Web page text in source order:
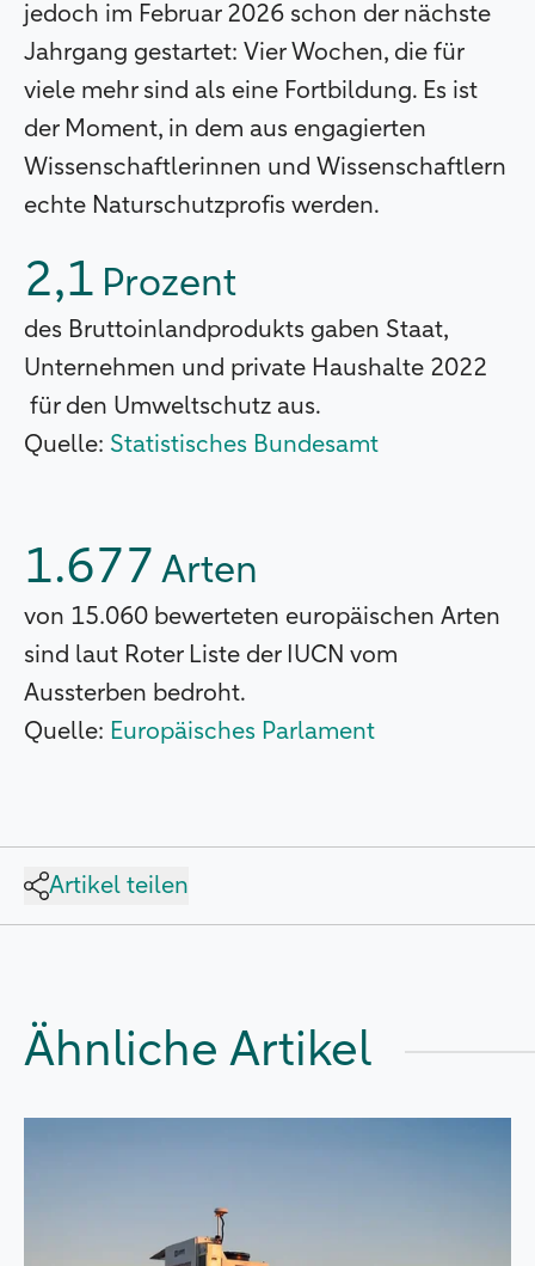
jedoch im Februar 2026 schon der nächste
Jahrgang gestartet: Vier Wochen, die für
viele mehr sind als eine Fortbildung. Es ist
der Moment, in dem aus engagierten
Wissenschaftlerinnen und Wissenschaftlern
echte Naturschutzprofis werden.
2,1 Prozent
des Bruttoinlandprodukts gaben Staat,
Unternehmen und private Haushalte 2022
für den Umweltschutz aus.
Quelle: Statistisches Bundesamt
1.677 Arten
von 15.060 bewerteten europäischen Arten
sind laut Roter Liste der IUCN vom
Aussterben bedroht.
Quelle: Europäisches Parlament
Artikel teilen
Ähnliche Artikel